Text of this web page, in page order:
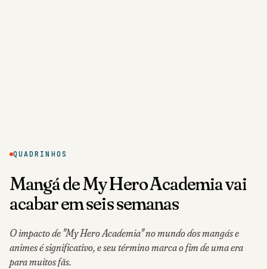
QUADRINHOS
Mangá de My Hero Academia vai
acabar em seis semanas
O impacto de "My Hero Academia" no mundo dos mangás e
animes é significativo, e seu término marca o fim de uma era
para muitos fãs.